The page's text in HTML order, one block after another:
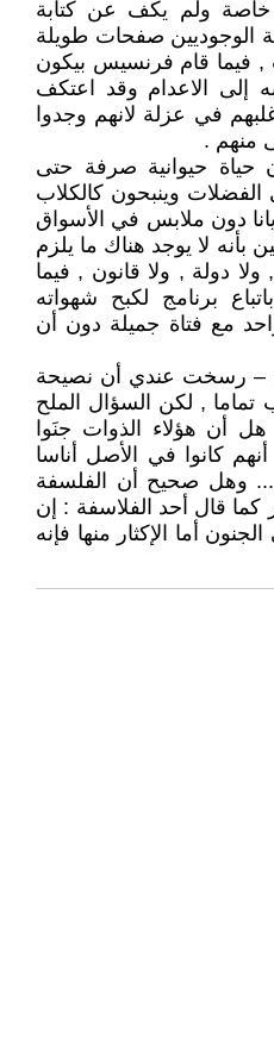
ولم يكف عن كتابة
الوجوديين صفحات طويلة
فيما قام فرنسيس بيكون
إلى الاعدام وقد اعتكف
في عزلة لانهم وجدوا
منهم .
حياة حيوانية صرفة حتى
الفضلات وينبحون كالكلاب
دون ملابس في الأسواق
بأنه لا يوجد هناك ما يلزم
ولا دولة , ولا قانون , فيما
برنامج لكبح شهواته
مع فتاة جميلة دون أن
– رسخت عندي أن نصيحة
تماما , لكن السؤال الملح
أن هؤلاء الذوات جنَوا
كانوا في الأصل أناسا
... وهل صحيح أن الفلسفة
كما قال أحد الفلاسفة : إن
أما الإكثار منها فإنه